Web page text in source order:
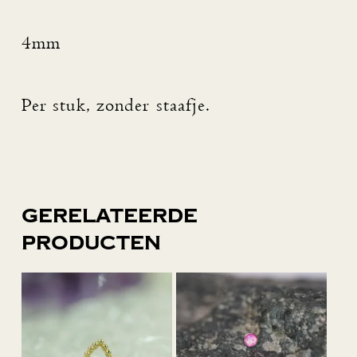
4mm
Per stuk, zonder staafje.
Gerelateerde
producten